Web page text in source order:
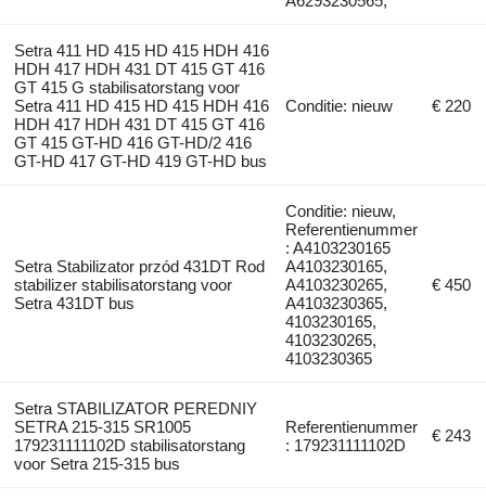
Setra 411 HD 415 HD 415 HDH 416
HDH 417 HDH 431 DT 415 GT 416
GT 415 G stabilisatorstang voor
Setra 411 HD 415 HD 415 HDH 416
HDH 417 HDH 431 DT 415 GT 416
GT 415 GT-HD 416 GT-HD/2 416
GT-HD 417 GT-HD 419 GT-HD bus
Conditie: nieuw € 220
Setra Stabilizator przód 431DT Rod
stabilizer stabilisatorstang voor
Setra 431DT bus
Conditie: nieuw,
Referentienummer
: A4103230165
A4103230165,
A4103230265,
A4103230365,
4103230165,
4103230265,
4103230365
€ 450
Setra STABILIZATOR PEREDNIY
SETRA 215-315 SR1005
179231111102D stabilisatorstang
voor Setra 215-315 bus
Referentienummer
: 179231111102D
€ 243